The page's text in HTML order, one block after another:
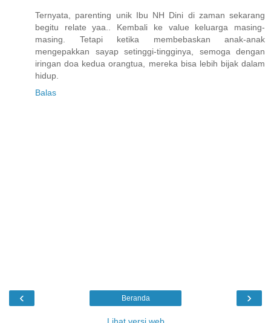
Ternyata, parenting unik Ibu NH Dini di zaman sekarang
begitu relate yaa.. Kembali ke value keluarga masing-
masing. Tetapi ketika membebaskan anak-anak
mengepakkan sayap setinggi-tingginya, semoga dengan
iringan doa kedua orangtua, mereka bisa lebih bijak dalam
hidup.
Balas
‹ ›
Beranda